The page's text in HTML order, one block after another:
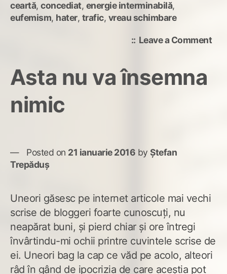
ceartă, concediat, energie interminabilă,
eufemism, hater, trafic, vreau schimbare
Leave a Commenton
Asta nu va însemna
nimic
Posted on 21 ianuarie 2016 by Ștefan
Trepăduș
Uneori găsesc pe internet articole mai vechi
scrise de bloggeri foarte cunoscuți, nu
neapărat buni, și pierd chiar și ore întregi
învârtindu-mi ochii printre cuvintele scrise de
ei. Uneori bag la cap ce văd pe acolo, alteori
râd în gând de ipocrizia de care aceștia pot